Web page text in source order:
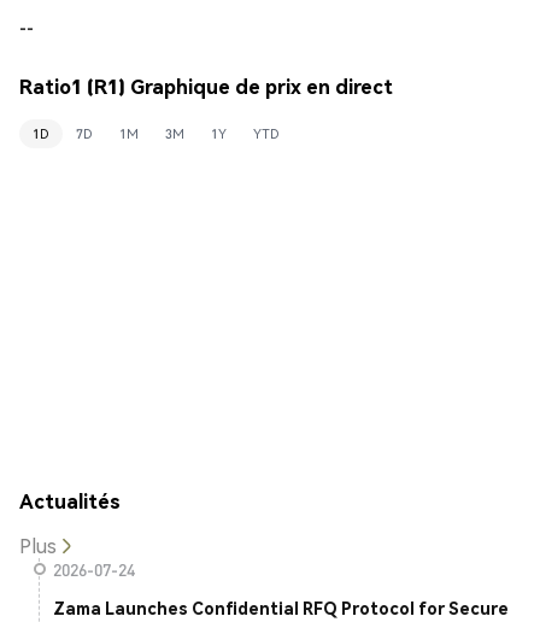
--
Ratio1 (R1) Graphique de prix en direct
1D 7D 1M 3M 1Y YTD
Actualités
Plus
2026-07-24
Zama Launches Confidential RFQ Protocol for Secure